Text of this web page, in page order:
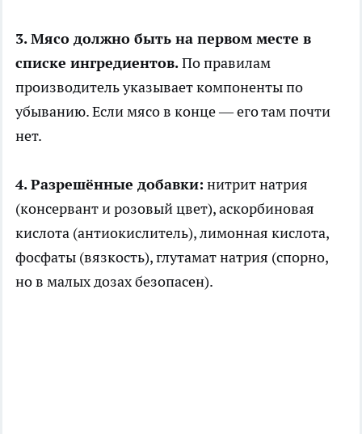
3. Мясо должно быть на первом месте в
списке ингредиентов.По правилам
производитель указывает компоненты по
убыванию. Если мясо в конце — его там почти
нет.
4. Разрешённые добавки: нитрит натрия
(консервант и розовый цвет), аскорбиновая
кислота (антиокислитель), лимонная кислота,
фосфаты (вязкость), глутамат натрия (спорно,
но в малых дозах безопасен).